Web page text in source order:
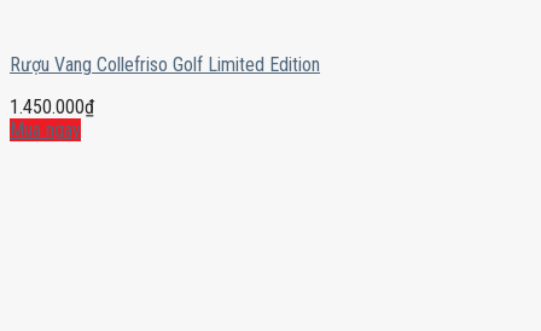
Rượu Vang Collefriso Golf Limited Edition
1.450.000₫
Mua ngay